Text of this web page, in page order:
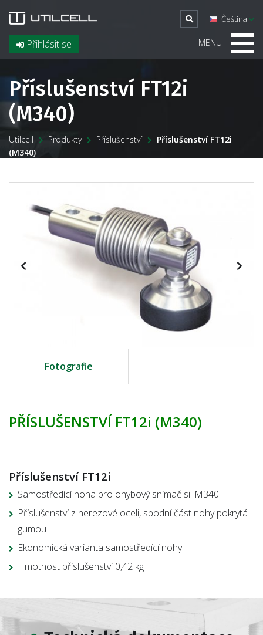
Přihlásit se
Čeština
MENU
Příslušenství FT12i
(M340)
Utilcell Produkty Příslušenství
Příslušenství FT12i
(M340)
Fotografie
PŘÍSLUŠENSTVÍ FT12i (M340)
Příslušenství FT12i
Samostředící noha pro ohybový snímač sil M340
Příslušenství z nerezové oceli, spodní část nohy pokrytá
gumou
Ekonomická varianta samostředící nohy
Hmotnost příslušenství 0,42 kg